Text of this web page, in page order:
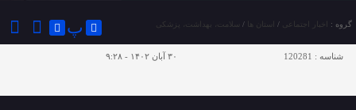
گروه : اخبار اجتماعی / استان ها / سلامت، بهداشت، پزشکی پ
شناسه : 120281 ۳۰ آبان ۱۴۰۲ - ۹:۲۸